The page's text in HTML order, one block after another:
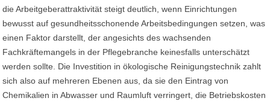
die Arbeitgeberattraktivität steigt deutlich, wenn Einrichtungen
bewusst auf gesundheitsschonende Arbeitsbedingungen setzen, was
einen Faktor darstellt, der angesichts des wachsenden
Fachkräftemangels in der Pflegebranche keinesfalls unterschätzt
werden sollte. Die Investition in ökologische Reinigungstechnik zahlt
sich also auf mehreren Ebenen aus, da sie den Eintrag von
Chemikalien in Abwasser und Raumluft verringert, die Betriebskosten